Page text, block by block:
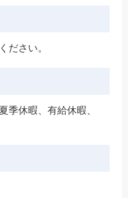
ださい。
季休暇、有給休暇、